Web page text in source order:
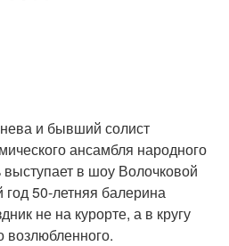
и бывший солист
ансамбля народного
в шоу Волочковой
50-летняя балерина
не на курорте, а в кругу
возлюбленного.